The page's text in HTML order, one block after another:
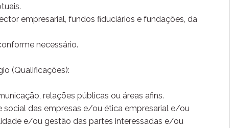
empresarial, fundos fiduciários e fundações, da
necessário.
(Qualificações):
relações públicas ou áreas afins.
social das empresas e/ou ética empresarial e/ou
e/ou gestão das partes interessadas e/ou